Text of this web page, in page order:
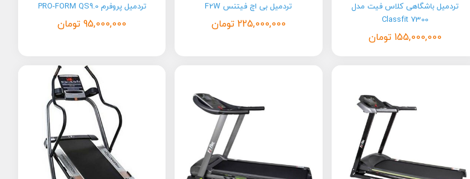
تردمیل باشگاهی کلاس فیت مدل
Classfit 7300
155,000,000 تومان
تردمیل بی اچ فیتنس F2W
225,000,000 تومان
تردمیل پروفرم PRO-FORM QS9.0
95,000,000 تومان